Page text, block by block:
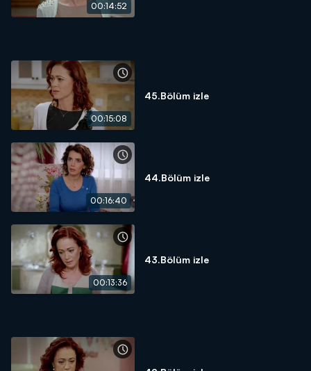
00:14:52
00:15:08
45.Bölüm izle
00:16:40
44.Bölüm izle
00:13:36
43.Bölüm izle